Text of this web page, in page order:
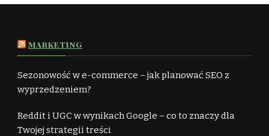
MARKETING
Sezonowość w e-commerce – jak planować SEO z
wyprzedzeniem?
Reddit i UGC w wynikach Google – co to znaczy dla
Twojej strategii treści